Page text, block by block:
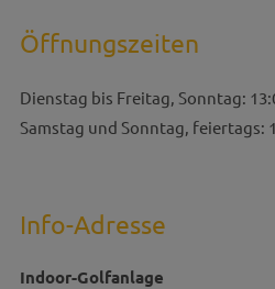
Öffnungszeiten
Dienstag bis Freitag, Sonntag:
Samstag und Sonntag, feiertags:
Info-Adresse
Indoor-Golfanlage